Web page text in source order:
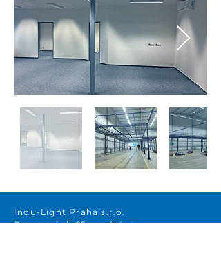
Indu-Light Praha s.r.o.
Beranových 65, areál Letov